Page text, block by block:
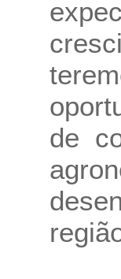
de